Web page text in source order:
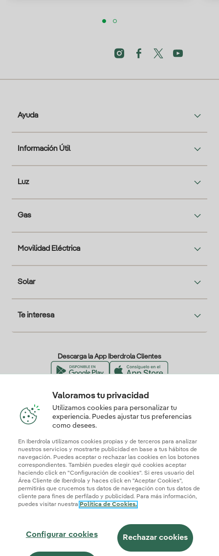
Ayuda
Información Útil
Luz
Gas
Movilidad Eléctrica
Solar
Te interesa
Descarga la App Iberdrola Clientes
Nuestros certificados de confianza
Mapa webInformación legal y Política de cookies
Seguridad de la informaciónAccesibilidad
¿Cómo ser colaborador?
Transparencia IAIberdrola.com
Valoramos tu privacidad
Utilizamos cookies para personalizar tu
experiencia. Puedes ajustar tus preferencias
como desees.
En Iberdrola utilizamos cookies propias y de terceros para analizar
nuestros servicios y mostrarte publicidad en base a tus hábitos de
navegación. Puedes aceptar o rechazar las cookies en los botones
correspondientes. También puedes elegir qué cookies aceptar
haciendo click en "Configuración de cookies". Si eres usuario del
Área Cliente de Iberdrola y haces click en "Aceptar Cookies",
permitirás que crucemos tus datos de navegación con tus datos de
cliente para fines de perfilado y publicidad. Para más información,
puedes visitar nuestra Política de Cookies.
Configurar cookies Rechazar cookies